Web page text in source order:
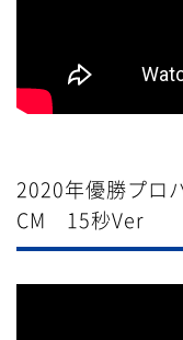
2020年優勝プ
CM 15秒Ver